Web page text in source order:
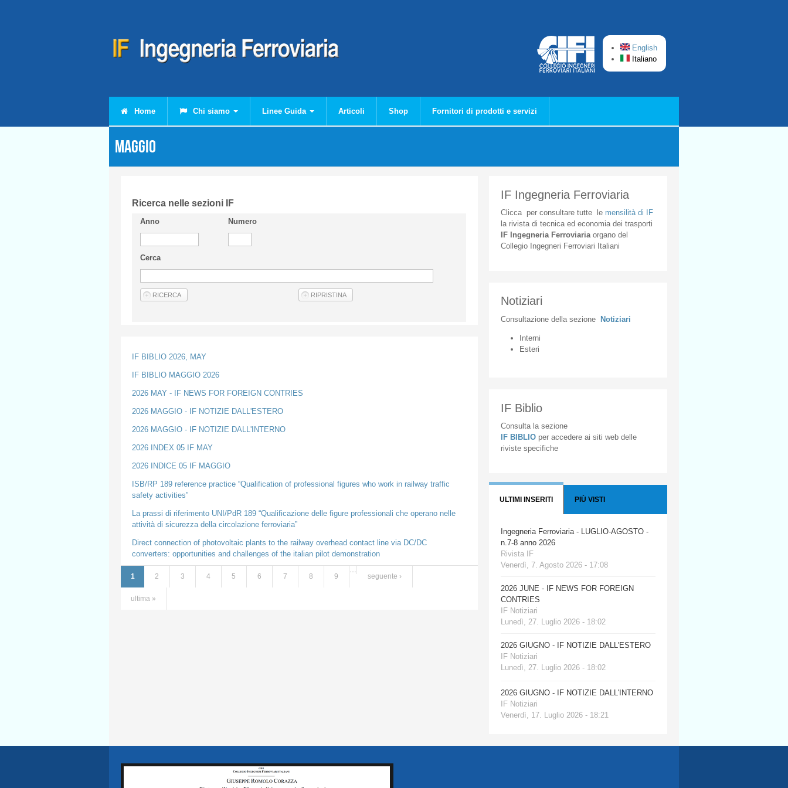
English
Italiano
Home Chi siamo Linee Guida Articoli Shop Fornitori di prodotti e servizi
Maggio
Ricerca nelle sezioni IF
Anno Numero
Cerca
IF BIBLIO 2026, MAY
IF BIBLIO MAGGIO 2026
2026 MAY - IF NEWS FOR FOREIGN CONTRIES
2026 MAGGIO - IF NOTIZIE DALL'ESTERO
2026 MAGGIO - IF NOTIZIE DALL'INTERNO
2026 INDEX 05 IF MAY
2026 INDICE 05 IF MAGGIO
ISB/RP 189 reference practice “Qualification of professional figures who work in railway traffic
safety activities”
La prassi di riferimento UNI/PdR 189 “Qualificazione delle figure professionali che operano nelle
attività di sicurezza della circolazione ferroviaria”
Direct connection of photovoltaic plants to the railway overhead contact line via DC/DC
converters: opportunities and challenges of the italian pilot demonstration
Pagine
1 2 3 4 5 6 7 8 9
seguente ›
ultima »
IF Ingegneria Ferroviaria
Cliccaper consultare tuttele mensilità di IF
la rivista di tecnica ed economia dei trasporti
IF Ingegneria Ferroviaria organodel
Collegio
Ingegneri Ferroviari Italiani
Notiziari
Consultazione della sezione Notiziari
Interni
Esteri
IF Biblio
Consulta la sezione
IF BIBLIO per accedere ai siti web delle
riviste specifiche
ULTIMI INSERITI PIÙ VISTI
Ingegneria Ferroviaria - LUGLIO-AGOSTO -
n.7-8 anno 2026
Rivista IF
Venerdì, 7. Agosto 2026 - 17:08
2026 JUNE - IF NEWS FOR FOREIGN
CONTRIES
IF Notiziari
Lunedì, 27. Luglio 2026 - 18:02
2026 GIUGNO - IF NOTIZIE DALL'ESTERO
IF Notiziari
Lunedì, 27. Luglio 2026 - 18:02
2026 GIUGNO - IF NOTIZIE DALL'INTERNO
IF Notiziari
Venerdì, 17. Luglio 2026 - 18:21